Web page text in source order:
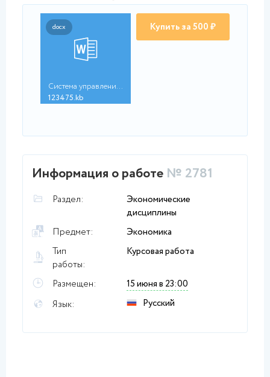
docx
Система управления г...
123475.kb
Купить за 500 ₽
Информация о работе № 2781
Раздел:
Экономические
дисциплины
Предмет:
Экономика
Тип
работы:
Курсовая работа
Размещен:
15 июня в 23:00
Язык:
Русский